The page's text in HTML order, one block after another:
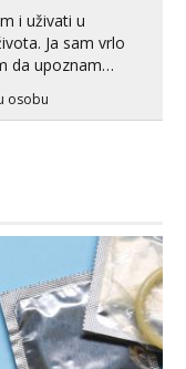
i uživati u
Ja sam vrlo
da upoznam
Klikni na link
cekam te!
osobu